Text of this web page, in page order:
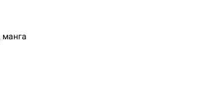
манга